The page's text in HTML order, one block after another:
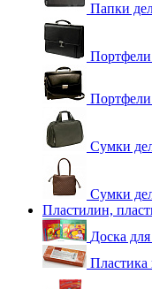
Папки
Портфели
Сумки
Сумки
Пластилин,
Доска
Пластика